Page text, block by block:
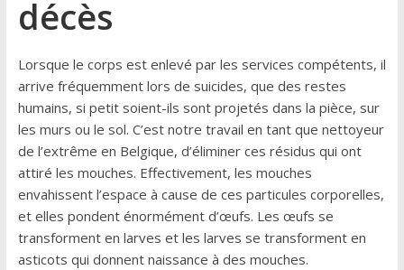
décès
Lorsque le corps est enlevé par les services compétents, il
arrive fréquemment lors de suicides, que des restes
humains, si petit soient-ils sont projetés dans la pièce, sur
les murs ou le sol. C’est notre travail en tant que nettoyeur
de l’extrême en Belgique, d’éliminer ces résidus qui ont
attiré les mouches. Effectivement, les mouches
envahissent l’espace à cause de ces particules corporelles,
et elles pondent énormément d’œufs. Les œufs se
transforment en larves et les larves se transforment en
asticots qui donnent naissance à des mouches.